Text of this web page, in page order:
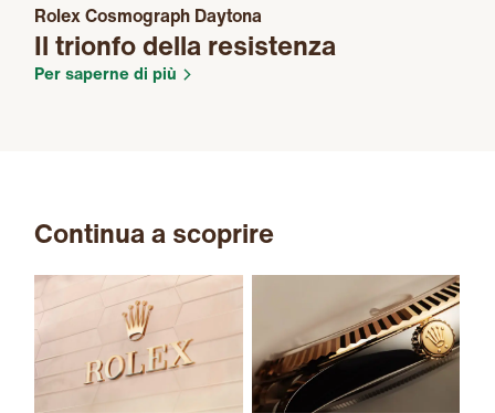
Rolex Cosmograph Daytona
Il trionfo della resistenza
Per saperne di più
Continua a scoprire